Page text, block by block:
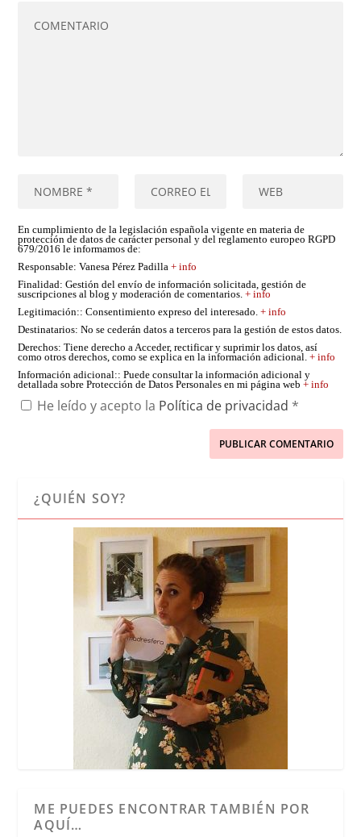
En cumplimiento de la legislación española vigente en materia de
protección de datos de carácter personal y del reglamento europeo RGPD
679/2016 le informamos de:
Responsable: Vanesa Pérez Padilla+ info
Finalidad: Gestión del envío de información solicitada, gestión de
suscripciones al blog y moderación de comentarios.+ info
Legitimación:: Consentimiento expreso del interesado.+ info
Destinatarios: No se cederán datos a terceros para la gestión de estos datos.
Derechos: Tiene derecho a Acceder, rectificar y suprimir los datos, así
como otros derechos, como se explica en la información adicional.+ info
Información adicional:: Puede consultar la información adicional y
detallada sobre Protección de Datos Personales en mi página web+ info
He leído y acepto la Política de privacidad *
¿QUIÉN SOY?
ME PUEDES ENCONTRAR TAMBIÉN POR
AQUÍ…